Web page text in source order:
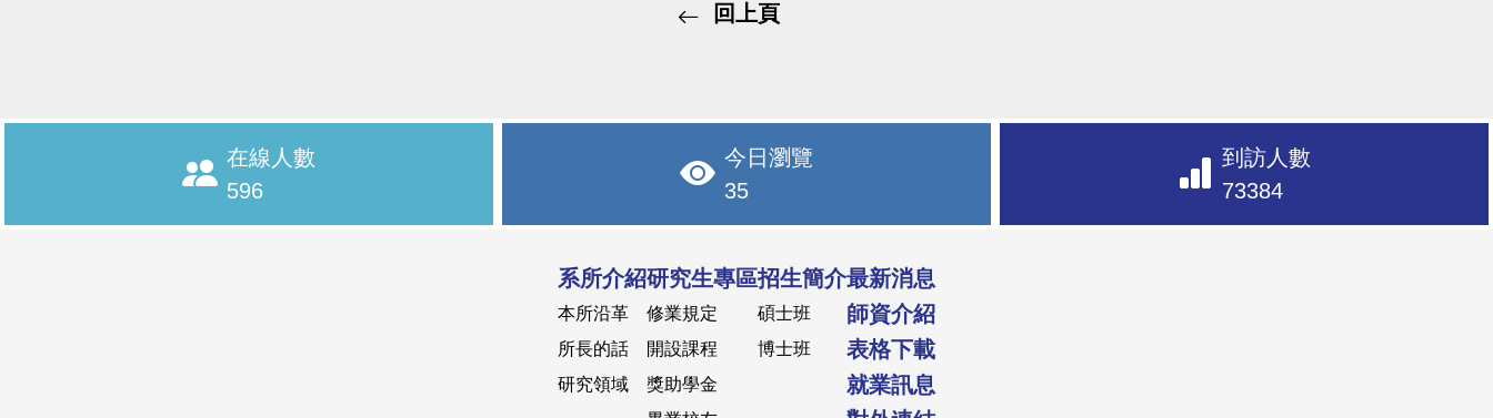
回上頁
在線人數
596
今日瀏覽
35
到訪人數
73384
系所介紹
本所沿革
所長的話
研究領域
研究生專區
修業規定
開設課程
獎助學金
招生簡介
碩士班
博士班
最新消息
師資介紹
表格下載
就業訊息